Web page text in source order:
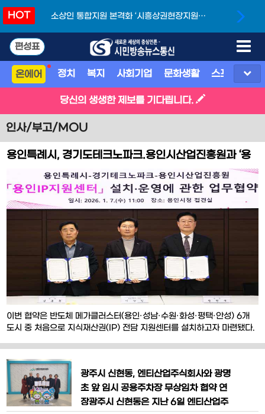
HOT
소상인 통합지원 본격화 ‘시흥상권현장지원단’
편성표
온에어 정치 복지 사회기업 문화생활 스포츠 지
당신의 생생한 제보를 기다립니다.
인사/부고/MOU
용인특례시, 경기도테크노파크.용인시산업진흥원과 ‘용
인IP지원센터’ 설치·운영 협약
이번 협약은 반도체 메가클러스터(용인·성남·수원·화성·평택·안성) 6개
도시 중 처음으로 지식재산권(IP) 전담 지원센터를 설치하고자 마련됐다.
재산 창출·보호·활용과 분쟁 대응 ▲기술사업화?이전 활성화 ▲지식재산
권 관련 교육·컨설팅 운영 등이다.협약에 따라 용인시산업진흥원 본원에
용인IP지원센터가 설치된다.센터는 안산 경기테크노파크
광주시 신현동, 엔티산업주식회사와 광명
초 앞 임시 공용주차장 무상임차 협약 연
장광주시 신현동은 지난 6일 엔티산업주